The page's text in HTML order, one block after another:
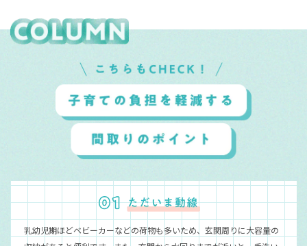
乳幼児期ほどベビーカーなどの荷物も多いため、玄関周りに大容量の